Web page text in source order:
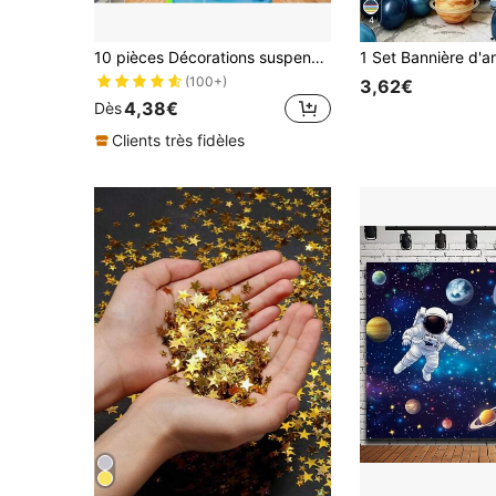
10 pièces Décorations suspendues en spirale du système solaire Décorations de fête spatiale Planètes du système solaire suspendues Fournitures de fête, Cadeaux pour les personnes qui aiment les planètes Les planètes du système solaire conviennent aux fêtes à thème spatial, aux décorations de chambre d'anniversaire, aux accessoires de vacances
(100+)
Dès4,38€
Clients très fidèles
4
3,62€